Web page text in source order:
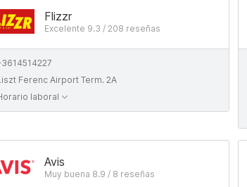
Flizzr
Excelente 9.3 / 208 reseñas
Ferenc Airport Term. 2A
laboral
Avis
Muy buena 8.9 / 8 reseñas